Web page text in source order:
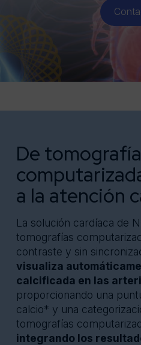
Centro de conocimientos
Acerca de
De
a la atención
La solución cardíaca de
tomografías
contraste y sin
visualiza
calcificada en las
proporcionando una
calcio* y una
tomografías
integrando los
Mensaje